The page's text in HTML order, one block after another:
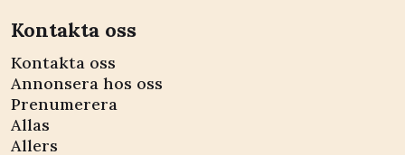
Kontakta oss
Kontakta oss
Annonsera hos oss
Prenumerera
Allas
Allers